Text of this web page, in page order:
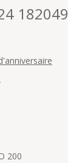
182049
200